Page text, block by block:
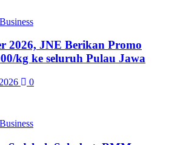
2026, JNE Berikan Promo
kg ke seluruh Pulau Jawa
0